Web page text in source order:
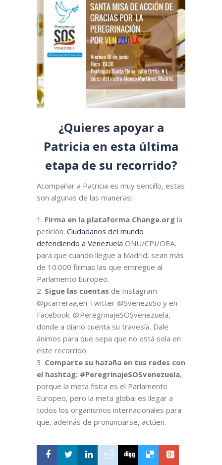
¿Quieres apoyar a
Patricia en esta última
etapa de su recorrido?
Acompañar a Patricia es muy sencillo, estas
son algunas de las maneras:
Firma en la plataforma Change.org la
petición: Ciudadanos del mundo
defendiendo a Venezuela ONU/CPI/OEA,
para que cuando llegue a Madrid, sean más
de 10.000 firmas las que entregue al
Parlamento Europeo.
Sigue las cuentas de Instagram
@pcarreraa,en Twitter @SvenezuSo y en
Facebook: @PeregrinajeSOSvenezuela,
donde a diario cuenta su travesía. Dale
ánimos para que sepa que no está sola en
este recorrido.
Comparte su hazaña en tus redes con
el hashtag: #PeregrinajeSOSvenezuela,
porque la meta física es el Parlamento
Europeo, pero la meta global es llegar a
todos los organismos internacionales para
que, además de pronunciarse, actúen.